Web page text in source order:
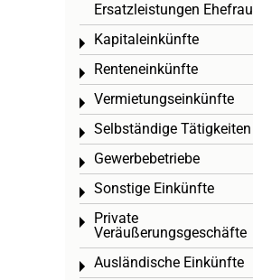
Ersatzleistungen Ehefrau
Kapitaleinkünfte
Toggle menu
Renteneinkünfte
Toggle menu
Vermietungseinkünfte
Toggle menu
Selbständige Tätigkeiten
Toggle menu
Gewerbebetriebe
Toggle menu
Sonstige Einkünfte
Toggle menu
Private
Veräußerungsgeschäfte
Toggle menu
Ausländische Einkünfte
Toggle menu